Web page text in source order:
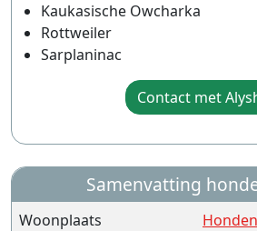
Kaukasische Owcharka
Rottweiler
Sarplaninac
Contact met
Samenvatting
Woonplaats